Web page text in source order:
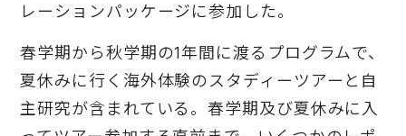
レーションパッケージに参加した。
春学期から秋学期の1年間に渡るプログラムで、
夏休みに行く海外体験のスタディーツアーと自
主研究が含まれている。春学期及び夏休みに入